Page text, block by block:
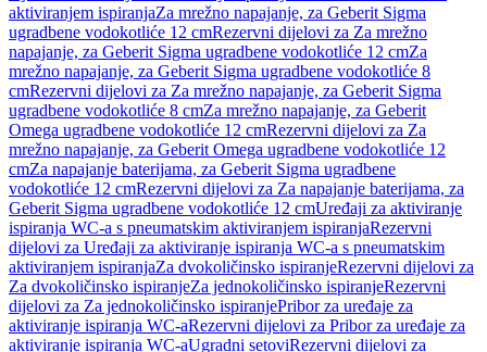
aktiviranjem ispiranjaZa mrežno napajanje, za Geberit Sigma
ugradbene vodokotliće 12 cmRezervni dijelovi za Za mrežno
napajanje, za Geberit Sigma ugradbene vodokotliće 12 cmZa
mrežno napajanje, za Geberit Sigma ugradbene vodokotliće 8
cmRezervni dijelovi za Za mrežno napajanje, za Geberit Sigma
ugradbene vodokotliće 8 cmZa mrežno napajanje, za Geberit
Omega ugradbene vodokotliće 12 cmRezervni dijelovi za Za
mrežno napajanje, za Geberit Omega ugradbene vodokotliće 12
cmZa napajanje baterijama, za Geberit Sigma ugradbene
vodokotliće 12 cmRezervni dijelovi za Za napajanje baterijama, za
Geberit Sigma ugradbene vodokotliće 12 cmUređaji za aktiviranje
ispiranja WC-a s pneumatskim aktiviranjem ispiranjaRezervni
dijelovi za Uređaji za aktiviranje ispiranja WC-a s pneumatskim
aktiviranjem ispiranjaZa dvokoličinsko ispiranjeRezervni dijelovi za
Za dvokoličinsko ispiranjeZa jednokoličinsko ispiranjeRezervni
dijelovi za Za jednokoličinsko ispiranjePribor za uređaje za
aktiviranje ispiranja WC-aRezervni dijelovi za Pribor za uređaje za
aktiviranje ispiranja WC-aUgradni setoviRezervni dijelovi za